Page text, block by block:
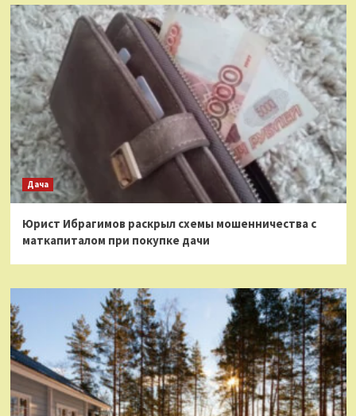
Дача
Юрист Ибрагимов раскрыл схемы мошенничества с
маткапиталом при покупке дачи